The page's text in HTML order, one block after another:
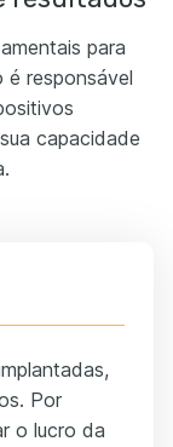
para
é responsável
capacidade
Por
o lucro da